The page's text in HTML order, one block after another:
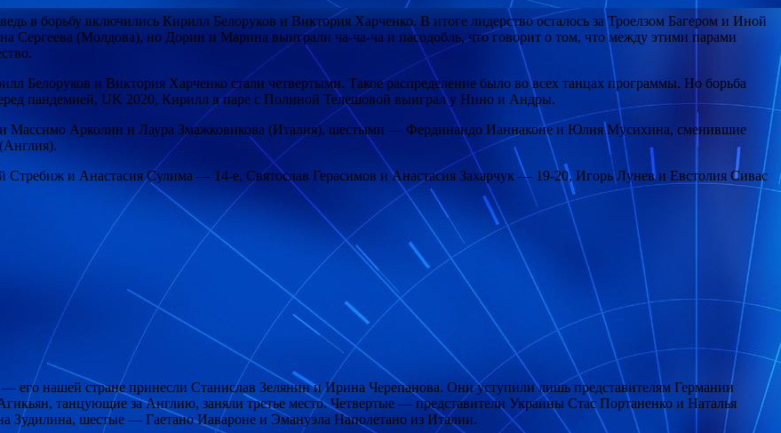
в борьбу включились Кирилл Белоруков и Виктория Харченко. В итоге лидерство осталось за Троелзом Багером и Иной
(Молдова), но Дорин и Марина выиграли ча-ча-ча и пасодобль, что говорит о том, что между этими парами
Белоруков и Виктория Харченко стали четвертыми. Такое распределение было во всех танцах программы. Но борьба
пандемией, UK 2020, Кирилл в паре с Полиной Телешовой выиграл у Нино и Андры.
Массимо Арколин и Лаура Змажковикова (Италия), шестыми — Фердинандо Ианнаконе и Юлия Мусихина, сменившие
и Анастасия Сулима — 14-е, Святослав Герасимов и Анастасия Захарчук — 19-20, Игорь Лунев и Евстолия Сивас
его нашей стране принесли Станислав Зелянин и Ирина Черепанова. Они уступили лишь представителям Германии
танцующие за Англию, заняли третье место. Четвертые — представители Украины Стас Портаненко и Наталья
шестые — Гаетано Иавароне и Эмануэла Наполетано из Италии.